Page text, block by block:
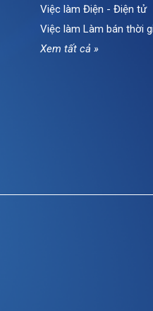
Việc làm Điện - Điện tử
Việc làm Làm bán thời
Xem tất cả »